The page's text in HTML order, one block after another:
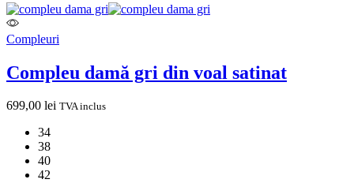
Compleuri
Compleu damă gri din voal satinat
699,00 lei TVA inclus
34
38
40
42